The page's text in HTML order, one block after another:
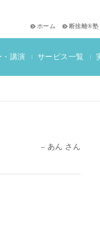
ホーム 断捨離®塾
・講演 | サービス一覧
おススメ書籍
教材一覧
断捨離検定情報
|
– あん さん